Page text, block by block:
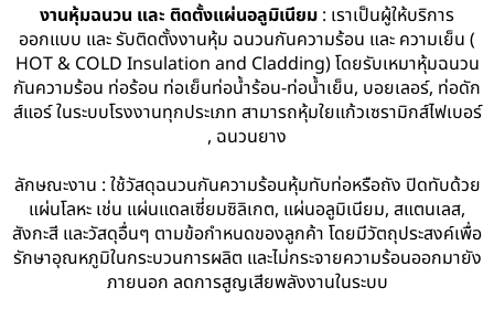
งานหุ้มฉนวน และ ติดตั้งแผ่นอลูมิเนียม : เราเป็นผู้ให้บริการ
ออกแบบ และ รับติดตั้งงานหุ้ม ฉนวนกันความร้อน และ ความเย็น (
HOT & COLD Insulation and Cladding) โดยรับเหมาหุ้มฉนวน
กันความร้อน ท่อร้อน ท่อเย็นท่อน้ำร้อน-ท่อน้ำเย็น, บอยเลอร์, ท่อดัก
ส์แอร์ ในระบบโรงงานทุกประเภท สามารถหุ้มใยแก้วเซรามิกส์ไฟเบอร์
, ฉนวนยาง
ลักษณะงาน : ใช้วัสดุฉนวนกันความร้อนหุ้มทับท่อหรือถัง ปิดทับด้วย
แผ่นโลหะ เช่น แผ่นแดลเซี่ยมซิลิเกต, แผ่นอลูมิเนียม, สแตนเลส,
สังกะสี และวัสดุอื่นๆ ตามข้อกำหนดของลูกค้า โดยมีวัตถุประสงค์เพื่อ
รักษาอุณหภูมิในกระบวนการผลิต และไม่กระจายความร้อนออกมายัง
ภายนอก ลดการสูญเสียพลังงานในระบบ